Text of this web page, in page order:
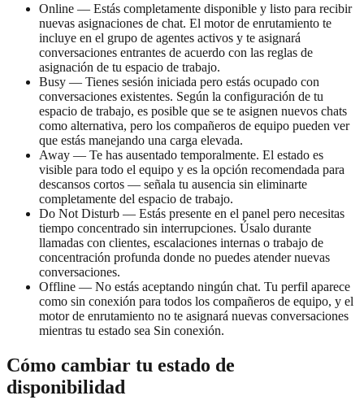
Online — Estás completamente disponible y listo para recibir
nuevas asignaciones de chat. El motor de enrutamiento te
incluye en el grupo de agentes activos y te asignará
conversaciones entrantes de acuerdo con las reglas de
asignación de tu espacio de trabajo.
Busy — Tienes sesión iniciada pero estás ocupado con
conversaciones existentes. Según la configuración de tu
espacio de trabajo, es posible que se te asignen nuevos chats
como alternativa, pero los compañeros de equipo pueden ver
que estás manejando una carga elevada.
Away — Te has ausentado temporalmente. El estado es
visible para todo el equipo y es la opción recomendada para
descansos cortos — señala tu ausencia sin eliminarte
completamente del espacio de trabajo.
Do Not Disturb — Estás presente en el panel pero necesitas
tiempo concentrado sin interrupciones. Úsalo durante
llamadas con clientes, escalaciones internas o trabajo de
concentración profunda donde no puedes atender nuevas
conversaciones.
Offline — No estás aceptando ningún chat. Tu perfil aparece
como sin conexión para todos los compañeros de equipo, y el
motor de enrutamiento no te asignará nuevas conversaciones
mientras tu estado sea Sin conexión.
Cómo cambiar tu estado de
disponibilidad